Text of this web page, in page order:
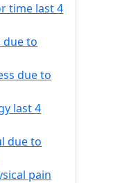
time last 4
due to
due to
last 4
due to
pain